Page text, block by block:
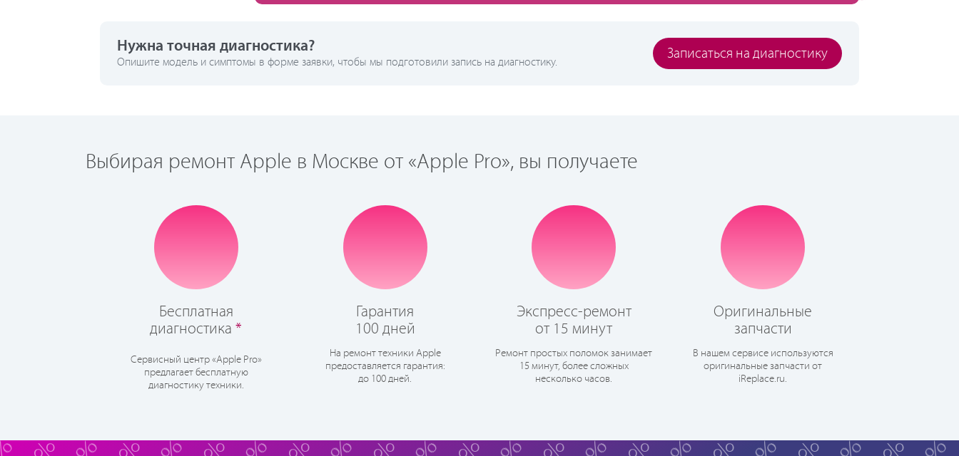
Нужна точная диагностика?
Опишите модель и симптомы в форме заявки, чтобы мы подготовили запись на диагностику.
Записаться на диагностику
Выбирая ремонт Apple в Москве от «Apple Pro», вы получаете
Бесплатная
диагностика*
Сервисный центр «Apple Pro»
предлагает бесплатную
диагностику техники.
Гарантия
100 дней
На ремонт техники Apple
предоставляется гарантия:
до 100 дней.
Экспресс-ремонт
от 15 минут
Ремонт простых поломок занимает
15 минут, более сложных
несколько часов.
Оригинальные
запчасти
В нашем сервисе используются
оригинальные запчасти от
iReplace.ru.